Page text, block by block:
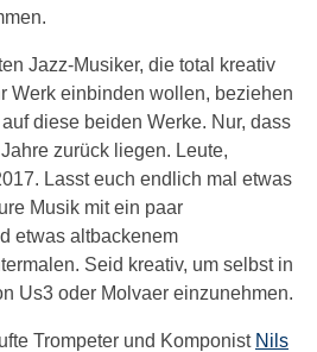
Jazz-Musiker, die total kreativ
Werk einbinden wollen, beziehen
diese beiden Werke. Nur, dass
zurück liegen. Leute,
Lasst euch endlich mal etwas
Musik mit ein paar
etwas altbackenem
Seid kreativ, um selbst in
Us3 oder Molvaer einzunehmen.
Trompeter und Komponist Nils